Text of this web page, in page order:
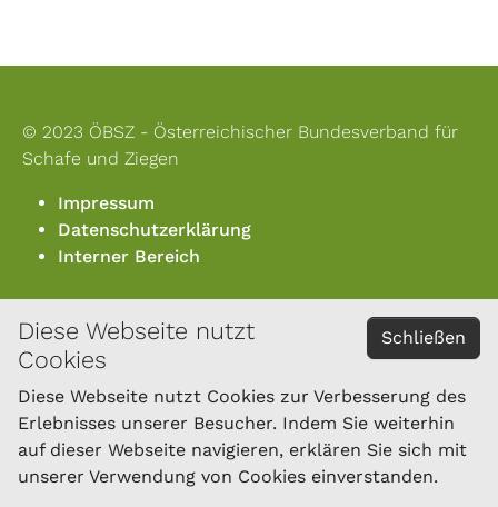
Schließen
Diese Webseite nutzt
Cookies
Diese Webseite nutzt Cookies zur Verbesserung des
Erlebnisses unserer Besucher. Indem Sie weiterhin
auf dieser Webseite navigieren, erklären Sie sich mit
unserer Verwendung von Cookies einverstanden.
© 2023 ÖBSZ - Österreichischer Bundesverband für
Schafe und Ziegen
Impressum
Datenschutzerklärung
Interner Bereich
KONTAKT
Österreichischer Bundesverband für Schafe und
Ziegen
Dresdner Straße 89/B1/18
1200 Wien
Tel.: 01/334 17 21-40